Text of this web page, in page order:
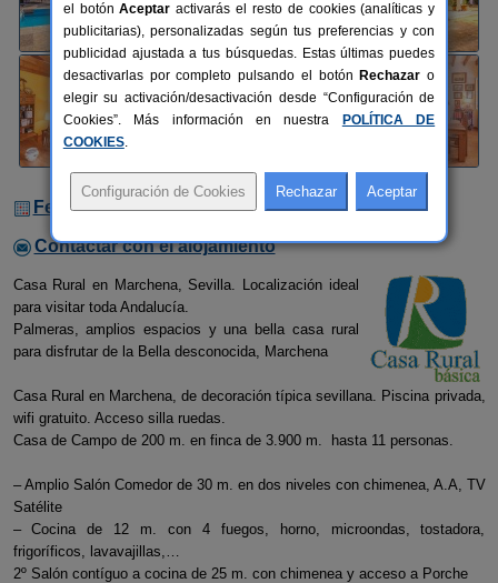
Fechas Libres
Contactar con el alojamiento
Casa Rural en Marchena, Sevilla. Localización ideal
para visitar toda Andalucía.
Palmeras, amplios espacios y una bella casa rural
para disfrutar de la Bella desconocida, Marchena
Casa Rural en Marchena, de decoración típica sevillana. Piscina privada,
wifi gratuito. Acceso silla ruedas.
Casa de Campo de 200 m. en finca de 3.900 m. hasta 11 personas.
– Amplio Salón Comedor de 30 m. en dos niveles con chimenea, A.A, TV
Satélite
– Cocina de 12 m. con 4 fuegos, horno, microondas, tostadora,
frigoríficos, lavavajillas,…
2º Salón contíguo a cocina de 25 m. con chimenea y acceso a Porche
el botónAceptar activarás el resto de cookies (analíticas y
publicitarias), personalizadas según tus preferencias y con
publicidad ajustada a tus búsquedas. Estas últimas puedes
desactivarlas por completo pulsando el botón Rechazar o
elegir su activación/desactivación desde “Configuración de
Cookies”. Más información en nuestra
POLÍTICA DE
COOKIES.